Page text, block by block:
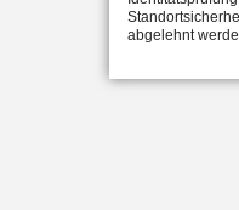
abgelehnt